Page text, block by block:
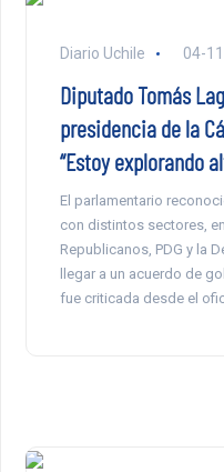
Diario Uchile 04-
Diputado Tomás
presidencia de la
“Estoy explorando
El parlamentario
con distintos sectores,
Republicanos, PDG y la
llegar a un acuerdo de
fue criticada desde el